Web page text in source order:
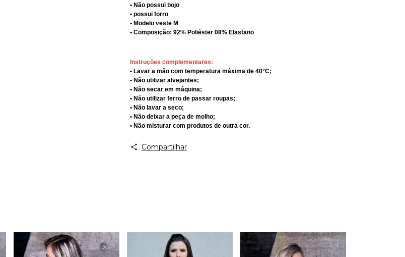
• Não possui bojo
• possui forro
• Modelo veste M
• Composição: 92% Poliéster 08% Elastano
Instruções complementares:
• Lavar a mão com temperatura máxima de 40°C;
• Não utilizar alvejantes;
• Não secar em máquina;
• Não utilizar ferro de passar roupas;
• Não lavar a seco;
• Não deixar a peça de molho;
• Não misturar com produtos de outra cor.
Compartilhar